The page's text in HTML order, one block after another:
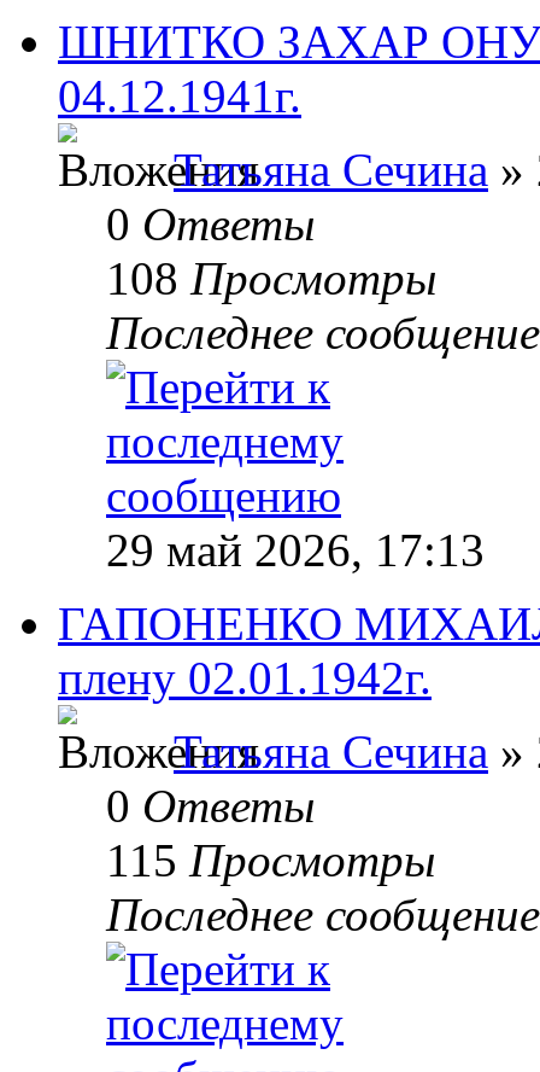
ШНИТКО ЗАХАР
04.12.1941г.
Татьяна Сечина »
0 Ответы
108 Просмотры
Последнее
29 май 2026, 17:13
ГАПОНЕНКО МИХАИЛ
плену 02.01.1942г.
Татьяна Сечина »
0 Ответы
115 Просмотры
Последнее